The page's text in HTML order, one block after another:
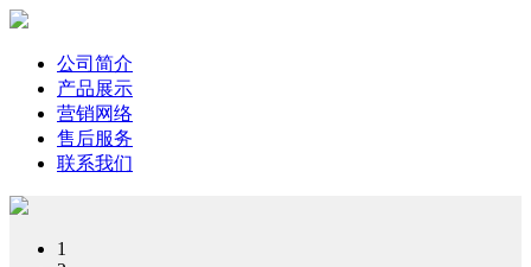
公司简介
产品展示
营销网络
售后服务
联系我们
1